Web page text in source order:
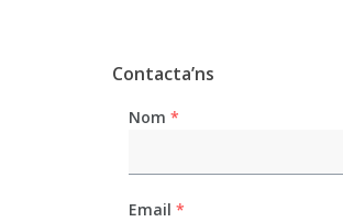
Contacta’ns
Nom *
Email *